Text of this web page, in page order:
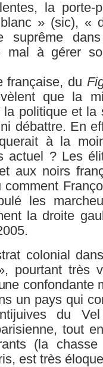
la porte-
» (sic), «
suprême
mal à gérer
française, du
que la
politique et la
débattre. En
à la
actuel ? Les
aux noirs
les
la droite
colonial
pourtant très
confondante
un pays qui
du
tout
(la
est très